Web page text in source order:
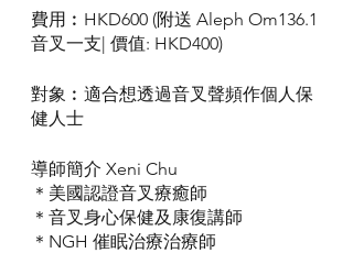
費用︰HKD600 (附送 Aleph Om136.1
音叉一支| 價值: HKD400)
對象︰適合想透過音叉聲頻作個人保
健人士
導師簡介 Xeni Chu
＊美國認證音叉療癒師
＊音叉身心保健及康復講師
＊NGH 催眠治療治療師